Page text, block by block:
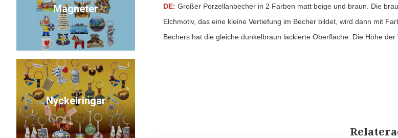
Magneter
Nyckelringar
DE: Großer Porzellanbecher in 2 Farben matt beige und braun. Die
Elchmotiv, das eine kleine Vertiefung im Becher bildet, wird dann mit
Bechers hat die gleiche dunkelbraun lackierte Oberfläche. Die Höhe der